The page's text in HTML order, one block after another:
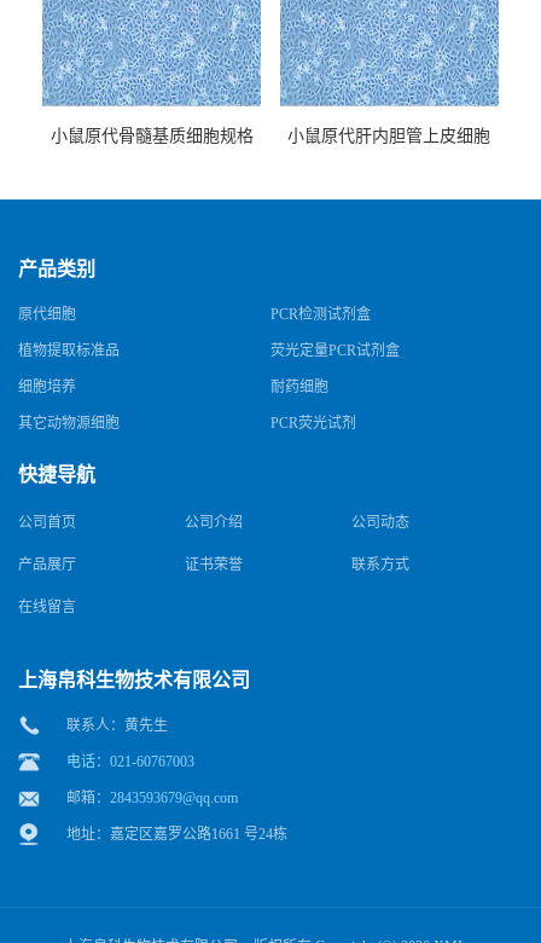
小鼠原代骨髓基质细胞规格
小鼠原代肝内胆管上皮细胞
产品类别
原代细胞 PCR检测试剂盒
植物提取标准品 荧光定量PCR试剂盒
细胞培养 耐药细胞
其它动物源细胞 PCR荧光试剂
快捷导航
公司首页 公司介绍 公司动态
产品展厅 证书荣誉 联系方式
在线留言
上海帛科生物技术有限公司
联系人：黄先生
电话：021-60767003
邮箱： 2843593679@qq.com
地址：嘉定区嘉罗公路1661 号24栋